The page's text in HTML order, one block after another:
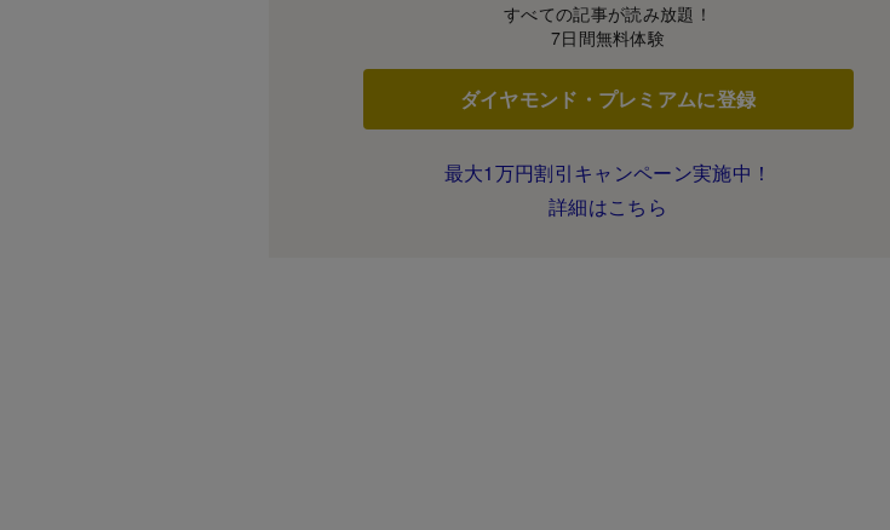
すべての記事が読み放題！
7日間無料体験
ダイヤモンド・プレミアムに登録
最大1万円割引キャンペーン実施中！
詳細はこちら